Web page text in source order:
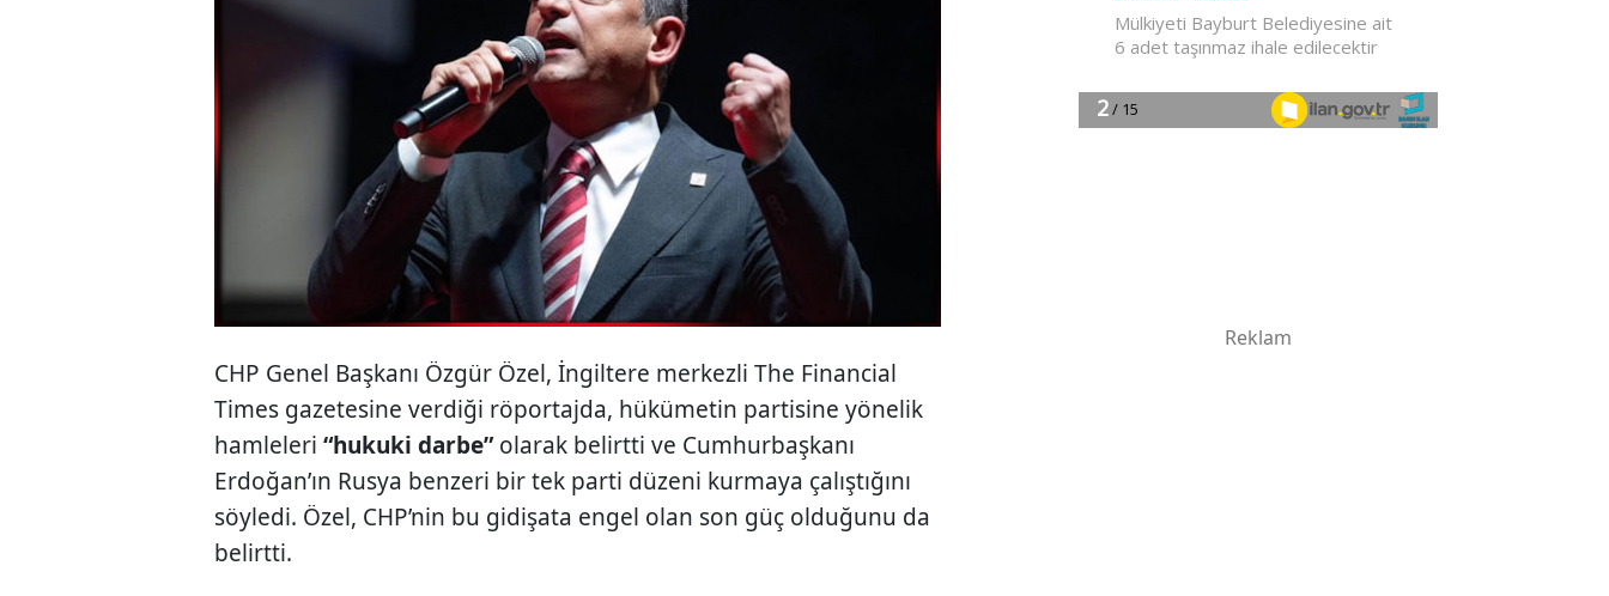
CHP Genel Başkanı Özgür Özel, İngiltere merkezli The Financial
Times gazetesine verdiği röportajda, hükümetin partisine yönelik
hamleleri“hukuki darbe”olarak belirtti ve Cumhurbaşkanı
Erdoğan’ın Rusya benzeri bir tek parti düzeni kurmaya çalıştığını
söyledi. Özel, CHP’nin bu gidişata engel olan son güç olduğunu da
belirtti.